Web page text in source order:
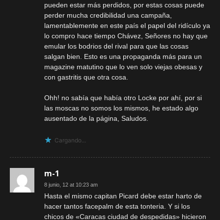
pueden estar más perdidos, por estas cosas puede
perder mucha credibilidad una campaña,
lamentablemente en este país el papel del ridículo ya
lo compro hace tiempo Chávez, Señores no hay que
emular los bodrios del rival para que las cosas
salgan bien. Esto es una propaganda más para un
magazine matutino que lo ven solo viejas obesas y
con gastritis que otra cosa.
Ohh! no sabía que había otro Locke por ahí, por si
las moscas no somos los mismos, he estado algo
ausentado de la página, Saludos.
Cargando...
m-1
8 junio, 12 at 10:23 am
Hasta el mismo capitan Picard debe estar harto de
hacer tantos facepalm de esta tonteria. Y si los
chicos de «Caracas ciudad de despedidas» hicieron